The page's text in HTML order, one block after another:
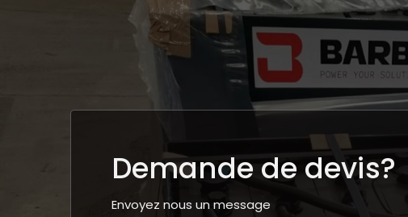
Demande de devis?
Envoyez nous un message